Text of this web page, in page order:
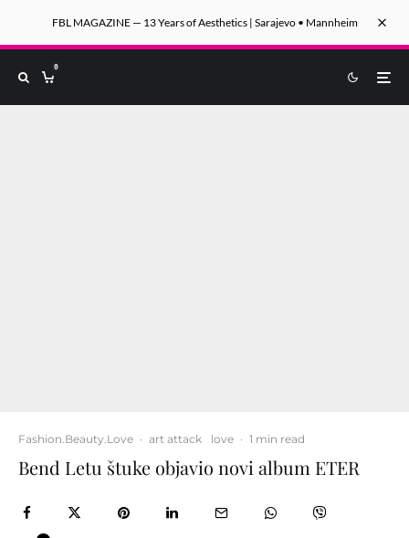
FBL MAGAZINE — 13 Years of Aesthetics | Sarajevo • Mannheim
0
Fashion.Beauty.Love · art attack love · 1 min read
Bend Letu štuke objavio novi album ETER